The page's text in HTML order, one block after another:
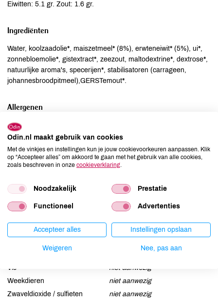
Eiwitten: 5.1 gr. Zout: 1.6 gr.
Ingrediënten
Water, koolzaadolie*, maiszetmeel* (8%), erwteneiwit* (5%), ui*,
zonnebloemolie*, gistextract*, zeezout, maltodextrine*, dextrose*,
natuurlijke aroma's, specerijen*, stabilisatoren (carrageen,
johannesbroodpitmeel),GERSTemout*.
Allergenen
Aardnoten
Ei
niet aanwezig
Gluten
kan bevatten
Lactose
niet aanwezig
Mosterd
kan bevatten
Noten
kan bevatten
kan bevatten
Vis
niet aanwezig
Weekdieren
niet aanwezig
Zwaveldioxide / sulfieten
niet aanwezig
Odin.nl maakt gebruik van cookies
Met de vinkjes en instellingen kun je jouw cookievoorkeuren aanpassen. Klik
op “Accepteer alles” om akkoord te gaan met het gebruik van alle cookies,
zoals beschreven in onze cookieverklaring
Noodzakelijk Prestatie
Functioneel Advertenties
Accepteer alles Instellingen opslaan
Weigeren Nee, pas aan